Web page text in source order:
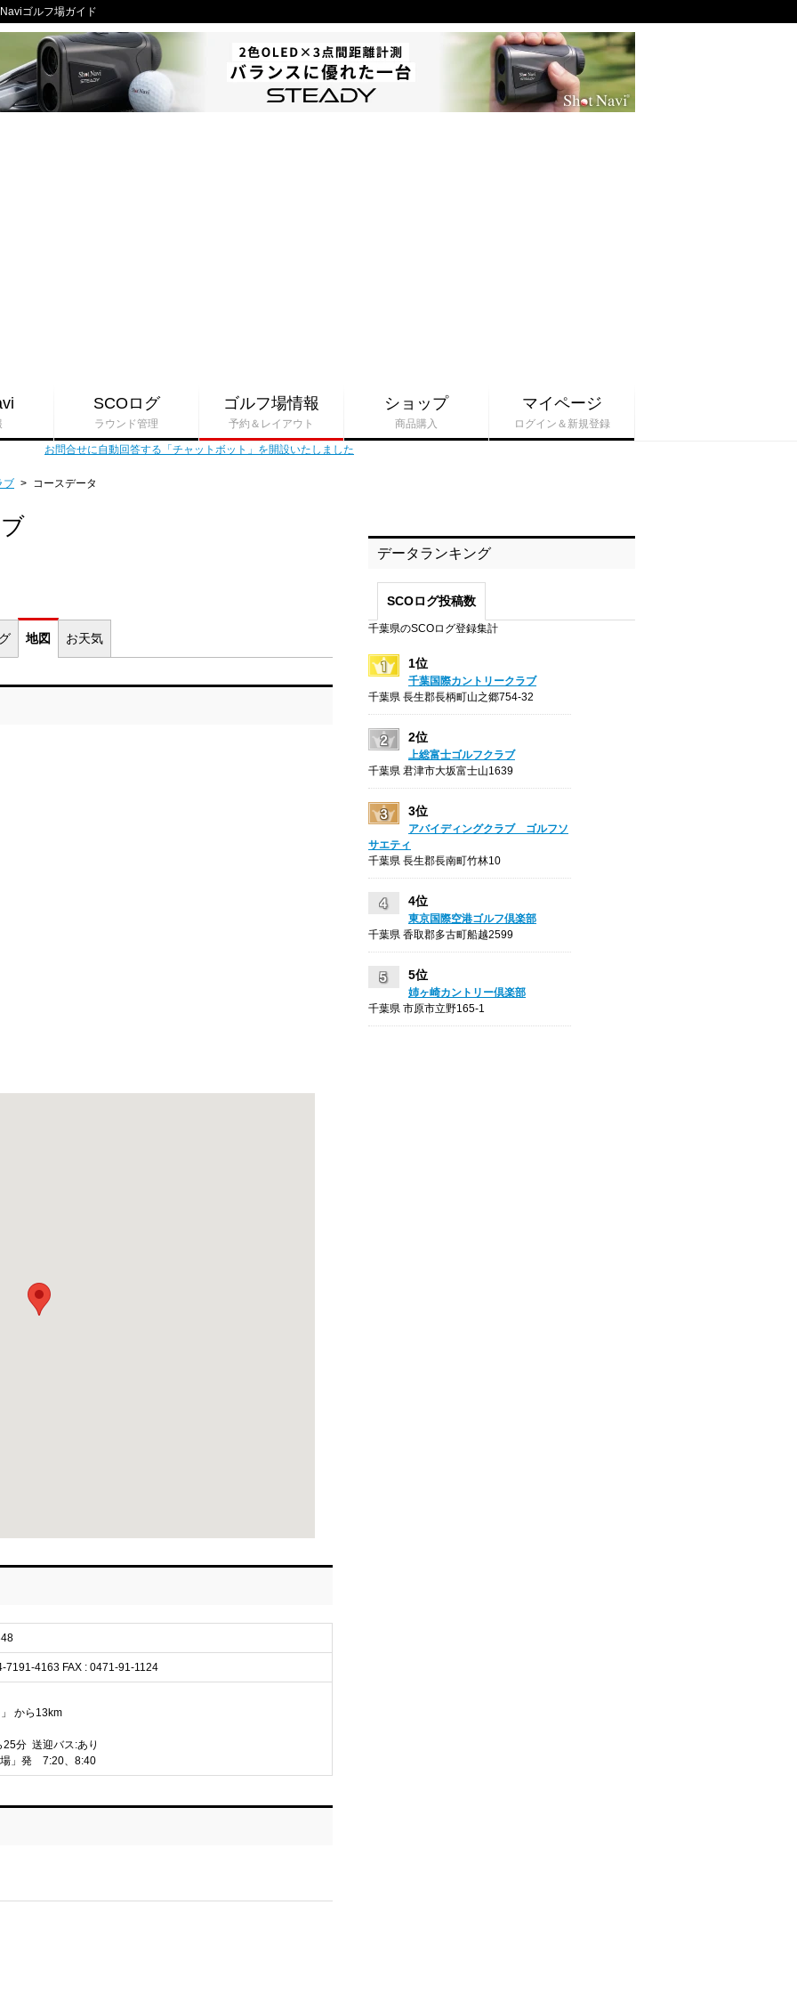
ゴルフ場ガイド
SCOログ
ラウンド管理
ゴルフ場情報
予約＆レイアウト
ショップ
商品購入
マイページ
ログイン＆新規登録
お問合せに自動回答する「チャットボット」を開設いたしました
ブ > コースデータ
地図 お天気
7191-4163 FAX : 0471-91-1124
から13km
分 送迎バス:あり
場」発 7:20、8:40
データランキング
SCOログ投稿数
千葉県のSCOログ登録集計
1位
千葉国際カントリークラブ
千葉県 長生郡長柄町山之郷754-32
2位
上総富士ゴルフクラブ
千葉県 君津市大坂富士山1639
3位
アバイディングクラブ ゴルフソ
サエティ
千葉県 長生郡長南町竹林10
4位
東京国際空港ゴルフ倶楽部
千葉県 香取郡多古町船越2599
5位
姉ヶ崎カントリー倶楽部
千葉県 市原市立野165-1